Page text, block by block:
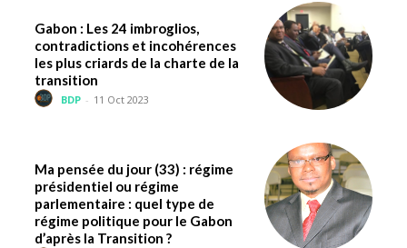
Gabon : Les 24 imbroglios,
contradictions et incohérences
les plus criards de la charte de la
transition
BDP - 11 Oct 2023
Ma pensée du jour (33) : régime
présidentiel ou régime
parlementaire : quel type de
régime politique pour le Gabon
d’après la Transition ?